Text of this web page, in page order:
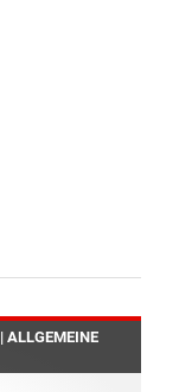
ALLGEMEINE